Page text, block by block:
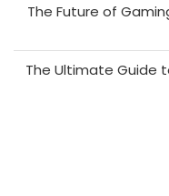
The Future of
The Ultimate Guide